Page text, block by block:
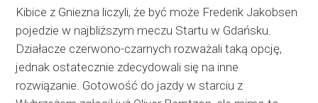
Kibice z Gniezna liczyli, że być może Frederik Jakobsen
pojedzie w najbliższym meczu Startu w Gdańsku.
Działacze czerwono-czarnych rozważali taką opcję,
jednak ostatecznie zdecydowali się na inne
rozwiązanie. Gotowość do jazdy w starciu z